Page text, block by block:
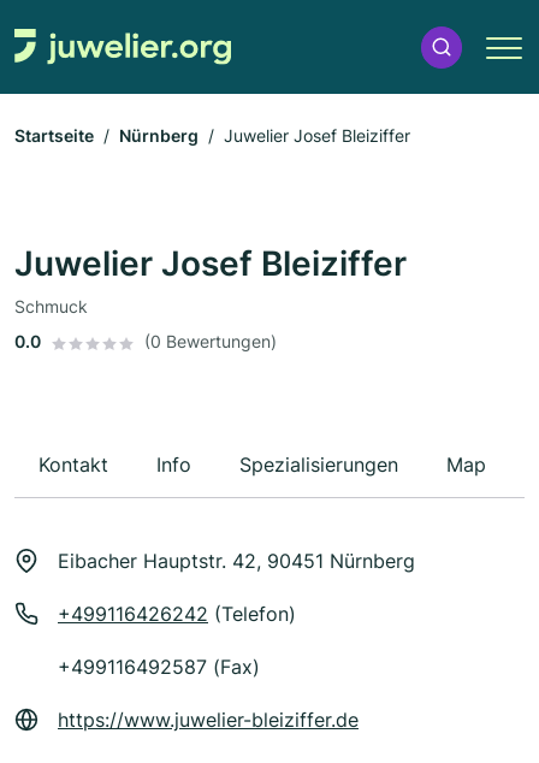
Startseite Nürnberg Juwelier Josef Bleiziffer
Juwelier Josef Bleiziffer
Schmuck
0.0
(0 Bewertungen)
Kontakt Info Spezialisierungen Map
Eibacher Hauptstr. 42, 90451 Nürnberg
+499116426242 (Telefon)
+499116492587 (Fax)
https://www.juwelier-bleiziffer.de